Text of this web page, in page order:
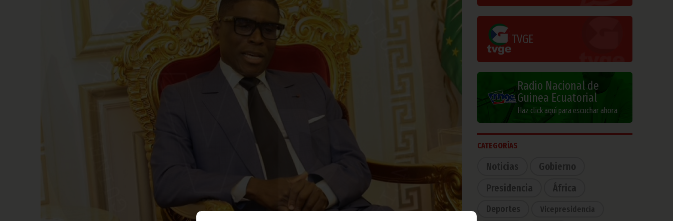
TVGE
Radio Nacional de
Guinea Ecuatorial
Haz click aquí para escuchar ahora
CATEGORÍAS
Noticias
Gobierno
Presidencia
África
Deportes Vicepresidencia